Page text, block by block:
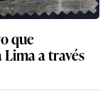
que
a través